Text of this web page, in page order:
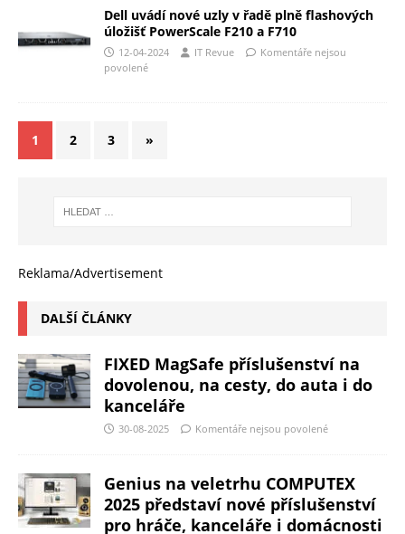
Dell uvádí nové uzly v řadě plně flashových
úložišť PowerScale F210 a F710
12-04-2024 IT Revue
Komentáře nejsou
povolené
1 2 3 »
Reklama/Advertisement
DALŠÍ ČLÁNKY
FIXED MagSafe příslušenství na
dovolenou, na cesty, do auta i do
kanceláře
30-08-2025 Komentáře nejsou povolené
Genius na veletrhu COMPUTEX
2025 představí nové příslušenství
pro hráče, kanceláře i domácnosti